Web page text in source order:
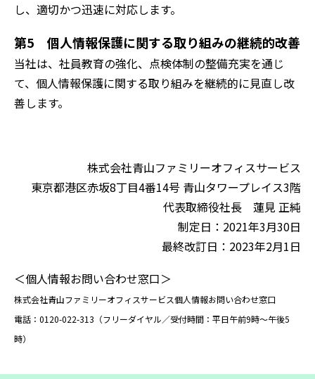
し、適切かつ迅速に対応します。
第5 個人情報保護に関する取り組みの継続的改善
当社は、社員教育の強化、点検体制の整備充実を通じ
て、個人情報保護に関する取り組みを継続的に見直し改
善します。
株式会社青山ファミリーオフィスサービス
東京都港区赤坂8丁目4番14号 青山タワープレイス3階
代表取締役社長 蓮見 正純
制定日：2021年3月30日
最終改訂日：2023年2月1日
＜個人情報お問い合わせ窓口＞
株式会社青山ファミリーオフィスサービス個人情報お問い合わせ窓口
電話：0120-022-313（フリーダイヤル／受付時間：平日午前9時～午後5
時）